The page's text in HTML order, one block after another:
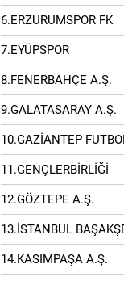
6.ERZURUMSPOR FK
7.EYÜPSPOR
8.FENERBAHÇE A.Ş.
9.GALATASARAY A.Ş.
10.GAZİANTEP
11.GENÇLERBİRLİĞİ
12.GÖZTEPE A.Ş.
13.İSTANBUL
14.KASIMPAŞA A.Ş.